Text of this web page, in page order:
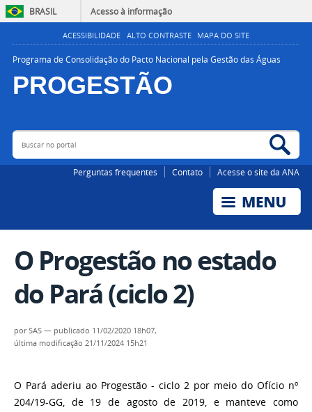
BRASIL Acesso à informação
ACESSIBILIDADE ALTO CONTRASTE MAPA DO SITE
Programa de Consolidação do Pacto Nacional pela Gestão das Águas
PROGESTÃO
AGÊNCIA NACIONAL DE ÁGUAS E SANEAMENTO BÁSICO
Buscar no portal
Perguntas frequentes Contato Acesse o site da ANA
O Progestão no estado
do Pará (ciclo 2)
porSAS — publicado 11/02/2020 18h07,
última modificação 21/11/2024 15h21
O Pará aderiu ao Progestão - ciclo 2 por meio do Ofício nº
204/19-GG, de 19 de agosto de 2019, e manteve como